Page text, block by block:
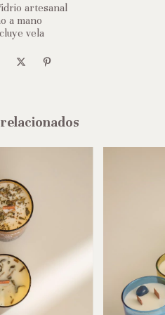
artesanal
a mano
vela